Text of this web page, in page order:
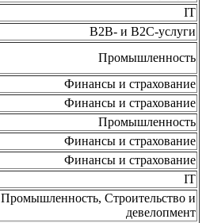
IT
B2B- и B2C-услуги
Промышленность
Финансы и страхование
Финансы и страхование
Промышленность
Финансы и страхование
Финансы и страхование
IT
Промышленность, Строительство и
девелопмент